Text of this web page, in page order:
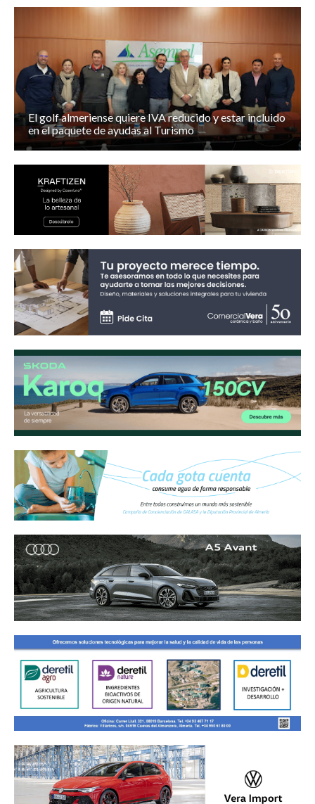
El golf almeriense quiere IVA reducido y estar incluido
en el paquete de ayudas al Turismo